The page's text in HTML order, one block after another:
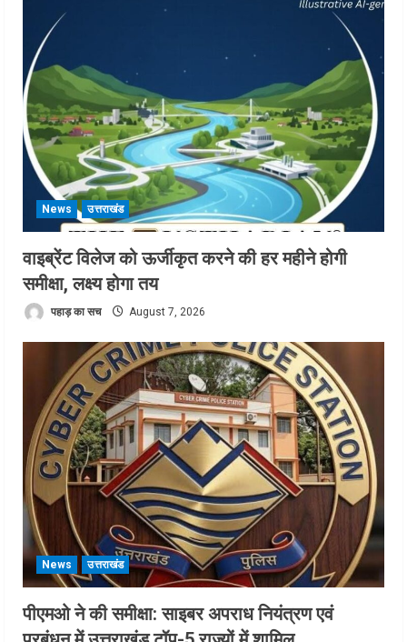
News उत्तराखंड
वाइब्रेंट विलेज को ऊर्जीकृत करने की हर महीने होगी
समीक्षा, लक्ष्य होगा तय
पहाड़ का सच August 7, 2026
News उत्तराखंड
पीएमओ ने की समीक्षा: साइबर अपराध नियंत्रण एवं